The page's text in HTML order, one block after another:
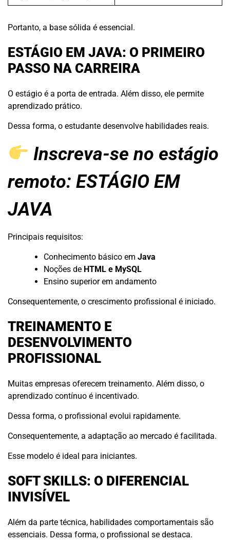
Portanto, a base sólida é essencial.
ESTÁGIO EM JAVA: O PRIMEIRO
PASSO NA CARREIRA
O estágio é a porta de entrada. Além disso, ele permite
aprendizado prático.
Dessa forma, o estudante desenvolve habilidades reais.
Inscreva-se no estágio
remoto: ESTÁGIO EM
JAVA
Principais requisitos:
Conhecimento básico em Java
Noções de HTML e MySQL
Ensino superior em andamento
Consequentemente, o crescimento profissional é iniciado.
TREINAMENTO E
DESENVOLVIMENTO
PROFISSIONAL
Muitas empresas oferecem treinamento. Além disso, o
aprendizado contínuo é incentivado.
Dessa forma, o profissional evolui rapidamente.
Consequentemente, a adaptação ao mercado é facilitada.
Esse modelo é ideal para iniciantes.
SOFT SKILLS: O DIFERENCIAL
INVISÍVEL
Além da parte técnica, habilidades comportamentais são
essenciais. Dessa forma, o profissional se destaca.